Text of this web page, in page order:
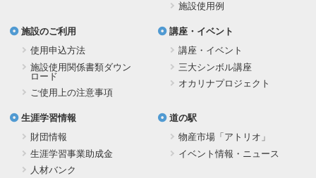
施設使用例
施設のご利用
使用申込方法
施設使用関係書類ダウン
ロード
ご使用上の注意事項
講座・イベント
講座・イベント
三大シンボル講座
オカリナプロジェクト
生涯学習情報
財団情報
生涯学習事業助成金
人材バンク
道の駅
物産市場「アトリオ」
イベント情報・ニュース